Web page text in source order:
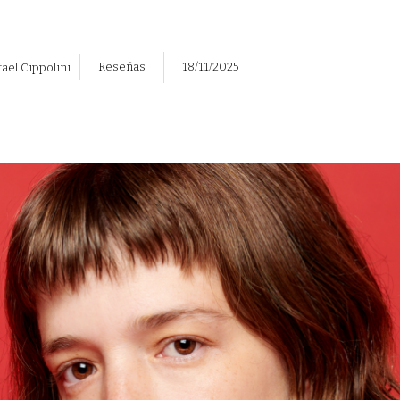
Cippolini Reseñas 18/11/2025